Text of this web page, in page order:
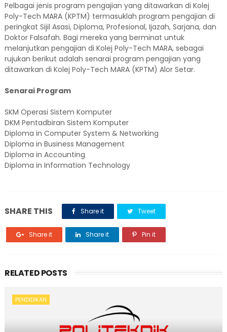
Pelbagai jenis program pengajian yang ditawarkan di Kolej
Poly-Tech MARA (KPTM) termasuklah program pengajian di
peringkat Sijil Asasi, Diploma, Profesional, Ijazah, Sarjana, dan
Doktor Falsafah. Bagi mereka yang berminat untuk
melanjutkan pengajian di Kolej Poly-Tech MARA, sebagai
rujukan berikut adalah senarai program pengajian yang
ditawarkan di Kolej Poly-Tech MARA (KPTM) Alor Setar.
Senarai Program
SKM Operasi Sistem Komputer
DKM Pentadbiran Sistem Komputer
Diploma in Computer System & Networking
Diploma in Business Management
Diploma in Accounting
Diploma in Information Technology
SHARE THIS Share it Tweet
Share it Share it Pin it
RELATED POSTS
PENDIDIKAN